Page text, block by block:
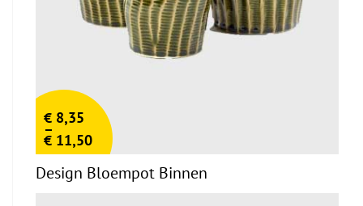
€ 8,35
–
€ 11,50
Design Bloempot Binnen